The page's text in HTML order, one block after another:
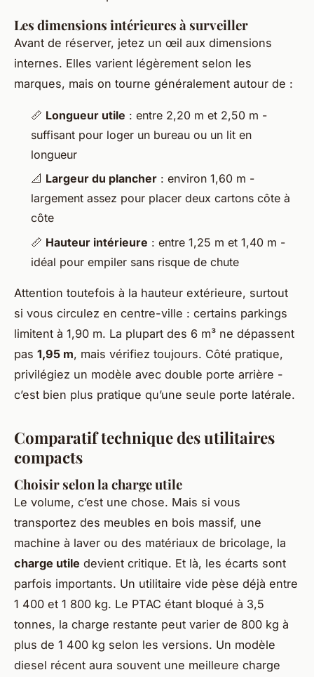
Les dimensions intérieures à surveiller
Avant de réserver, jetez un œil aux dimensions
internes. Elles varient légèrement selon les
marques, mais on tourne généralement autour de :
📏 Longueur utile : entre 2,20 m et 2,50 m -
suffisant pour loger un bureau ou un lit en
longueur
📐 Largeur du plancher : environ 1,60 m -
largement assez pour placer deux cartons côte à
côte
📏 Hauteur intérieure : entre 1,25 m et 1,40 m -
idéal pour empiler sans risque de chute
Attention toutefois à la hauteur extérieure, surtout
si vous circulez en centre-ville : certains parkings
limitent à 1,90 m. La plupart des 6 m³ ne dépassent
pas 1,95 m, mais vérifiez toujours. Côté pratique,
privilégiez un modèle avec double porte arrière -
c’est bien plus pratique qu’une seule porte latérale.
Comparatif technique des utilitaires
compacts
Choisir selon la charge utile
Le volume, c’est une chose. Mais si vous
transportez des meubles en bois massif, une
machine à laver ou des matériaux de bricolage, la
charge utile devient critique. Et là, les écarts sont
parfois importants. Un utilitaire vide pèse déjà entre
1 400 et 1 800 kg. Le PTAC étant bloqué à 3,5
tonnes, la charge restante peut varier de 800 kg à
plus de 1 400 kg selon les versions. Un modèle
diesel récent aura souvent une meilleure charge